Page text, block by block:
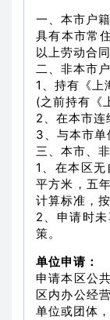
一、本市户籍
具有本市常
以上劳动合同
二、非本市
1、持有《上
(之前持有《
2、在本市连
3、与本市单
三、本市、
1、在本区
平方米，五
计算标准，
2、申请时
策。
单位申请：
申请本区公
区内办公经
单位或团体